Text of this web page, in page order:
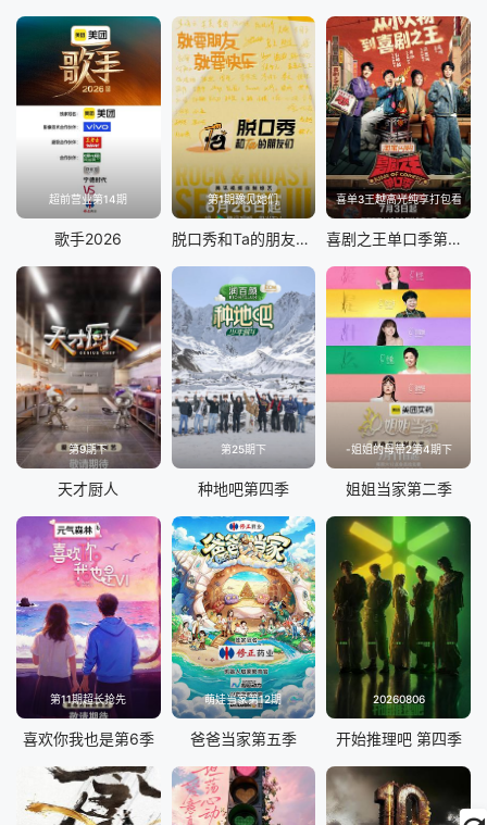
20251031(第2期(下)) 20251031(第2期(中))
20251031(第2期(上)) 20251025(繁花日记第1期)
20251025 20251024(第1期(下))
20251024(第1期(中)) 20251024(第1期(上))
20251024(先导片)
超前营业第14期
歌手2026
第1期豫见她们
脱口秀和Ta的朋友们 第三季
喜单3王越高光纯享打包看
喜剧之王单口季第三季
第9期下
天才厨人
第25期下
种地吧第四季
-姐姐的母带2第4期下
姐姐当家第二季
第11期超长抢先
喜欢你我也是第6季
萌娃当家第12期
爸爸当家第五季
20260806
开始推理吧 第四季